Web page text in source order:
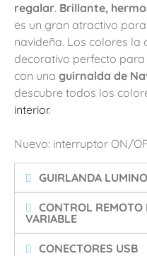
regalar. Brillante,
es un gran atractivo
navideña. Los colores la
decorativo perfecto para
con una guirnalda de
descubre todos los
interior.
Nuevo: interruptor ON/
GUIRLANDA
CONTROL
VARIABLE
CONECTORES USB